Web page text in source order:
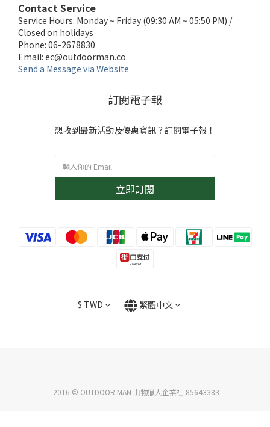
Contact Service
Service Hours: Monday ~ Friday (09:30 AM ~ 05:50 PM) /
Closed on holidays
Phone: 06-2678830
Email: ec@outdoorman.co
Send a Message via Website
訂閱電子報
想收到最新活動及優惠資訊？訂閱電子報！
立即訂閱
$ TWD 繁體中文
2016 © OUTDOOR MAN 山物獵人企業社 85643383